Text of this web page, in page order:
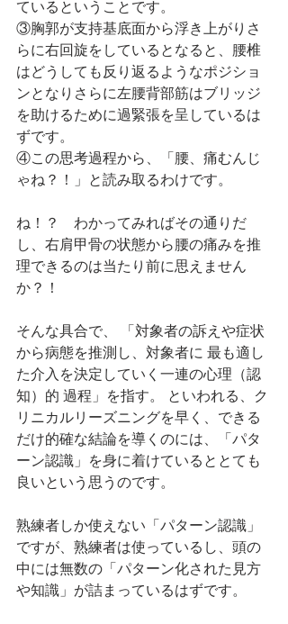
ているということです。
③胸郭が支持基底面から浮き上がりさ
らに右回旋をしているとなると、腰椎
はどうしても反り返るようなポジショ
ンとなりさらに左腰背部筋はブリッジ
を助けるために過緊張を呈しているは
ずです。
④この思考過程から、「腰、痛むんじ
ゃね？！」と読み取るわけです。
ね！？　わかってみればその通りだ
し、右肩甲骨の状態から腰の痛みを推
理できるのは当たり前に思えません
か？！
そんな具合で、 「対象者の訴えや症状
から病態を推測し、対象者に 最も適し
た介入を決定していく一連の心理（認
知）的 過程」を指す。 といわれる、ク
リニカルリーズニングを早く、できる
だけ的確な結論を導くのには、「パタ
ーン認識」を身に着けているととても
良いという思うのです。
熟練者しか使えない「パターン認識」
ですが、熟練者は使っているし、頭の
中には無数の「パターン化された見方
や知識」が詰まっているはずです。